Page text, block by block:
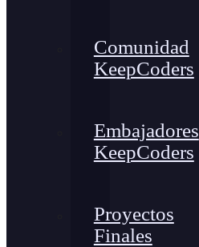
Comunidad
KeepCoders
Embajadores
KeepCoders
Proyectos
Finales